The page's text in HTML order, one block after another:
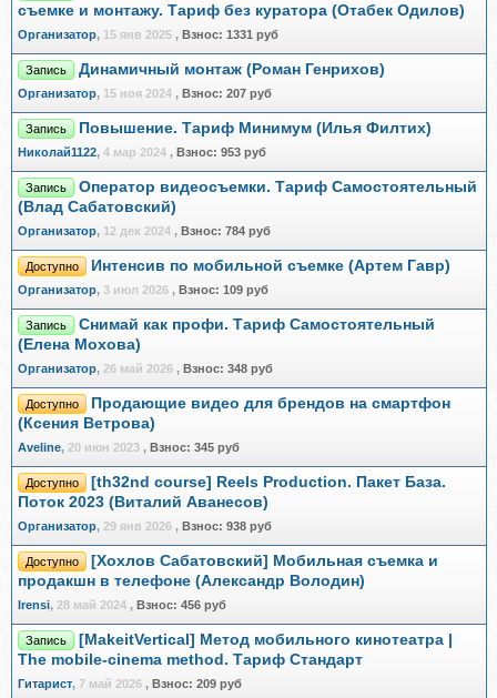
съемке и монтажу. Тариф без куратора (Отабек Одилов)
Организатор, 15 янв 2025 , Взнос: 1331 руб
Запись Динамичный монтаж (Роман Генрихов)
Организатор, 15 ноя 2024 , Взнос: 207 руб
Запись Повышение. Тариф Минимум (Илья Филтих)
Николай1122, 4 мар 2024 , Взнос: 953 руб
Запись
Оператор видеосъемки. Тариф Самостоятельный
(Влад Сабатовский)
Организатор, 12 дек 2024 , Взнос: 784 руб
Доступно Интенсив по мобильной съемке (Артем Гавр)
Организатор, 3 июл 2026 , Взнос: 109 руб
Запись
Снимай как профи. Тариф Самостоятельный
(Елена Мохова)
Организатор, 26 май 2026 , Взнос: 348 руб
Доступно
Продающие видео для брендов на смартфон
(Ксения Ветрова)
Aveline, 20 июн 2023 , Взнос: 345 руб
Доступно
[th32nd course] Reels Production. Пакет База.
Поток 2023 (Виталий Аванесов)
Организатор, 29 янв 2026 , Взнос: 938 руб
Доступно
[Хохлов Сабатовский] Мобильная съемка и
продакшн в телефоне (Александр Володин)
Irensi, 28 май 2024 , Взнос: 456 руб
Запись
[MakeitVertical] Метод мобильного кинотеатра |
The mobile-cinema method. Тариф Стандарт
Гитарист, 7 май 2026 , Взнос: 209 руб